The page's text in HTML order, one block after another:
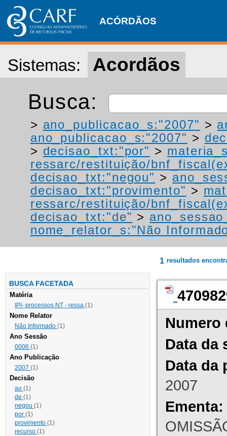
ACÓRDÃOS
Sistemas: Acordãos
Busca:
> ano_publicacao_s:"2007" >
ano_publicacao_s:"2007" >
> decisao_txt:"por" >
ressarc/restituição/
decisao_txt:"negou" >
decisao_txt:"provimento" >
ressarc/restituição/
decisao_txt:"de" >
nome_relator_s:"Não
BUSCA FACETADA
Matéria
IPI- processos NT - ressa (1)
Nome Relator
Não Informado (1)
Ano Sessão
0006 (1)
Ano Publicação
2007 (1)
Decisão
ao (1)
de (1)
negou (1)
por (1)
provimento (1)
recurso (1)
1 resultados
Numero
Data da
Data da
2007
Ementa: